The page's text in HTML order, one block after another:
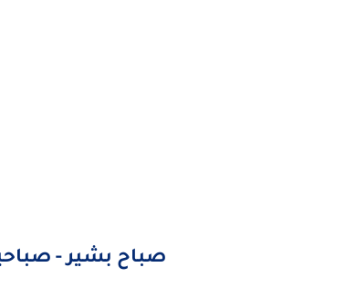
صباح بشير -